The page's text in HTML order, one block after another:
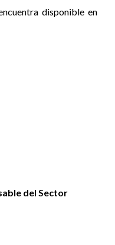
disponible en
del Sector